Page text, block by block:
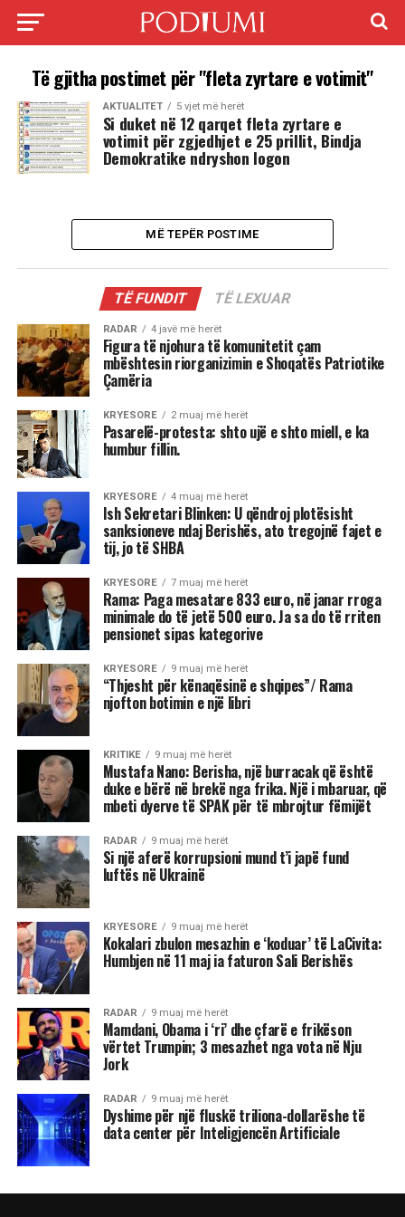
Të gjitha postimet për "fleta zyrtare e votimit"
AKTUALITET 5 vjet më herët
Si duket në 12 qarqet fleta zyrtare e
votimit për zgjedhjet e 25 prillit, Bindja
Demokratike ndryshon logon
MË TEPËR POSTIME
TË FUNDIT TË LEXUAR
RADAR 4 javë më herët
Figura të njohura të komunitetit çam
mbështesin riorganizimin e Shoqatës Patriotike
Çamëria
KRYESORE 2 muaj më herët
Pasarelë-protesta: shto ujë e shto miell, e ka
humbur fillin.
KRYESORE 4 muaj më herët
Ish Sekretari Blinken: U qëndroj plotësisht
sanksioneve ndaj Berishës, ato tregojnë fajet e
tij, jo të SHBA
KRYESORE 7 muaj më herët
Rama: Paga mesatare 833 euro, në janar rroga
minimale do të jetë 500 euro. Ja sa do të rriten
pensionet sipas kategorive
KRYESORE 9 muaj më herët
“Thjesht për kënaqësinë e shqipes”/ Rama
njofton botimin e një libri
KRITIKE 9 muaj më herët
Mustafa Nano: Berisha, një burracak që është
duke e bërë në brekë nga frika. Një i mbaruar, që
mbeti dyerve të SPAK për të mbrojtur fëmijët
RADAR 9 muaj më herët
Si një aferë korrupsioni mund t’i japë fund
luftës në Ukrainë
KRYESORE 9 muaj më herët
Kokalari zbulon mesazhin e ‘koduar’ të LaCivita:
Humbjen në 11 maj ia faturon Sali Berishës
RADAR 9 muaj më herët
Mamdani, Obama i ‘ri’ dhe çfarë e frikëson
vërtet Trumpin; 3 mesazhet nga vota në Nju
Jork
RADAR 9 muaj më herët
Dyshime për një fluskë triliona-dollarëshe të
data center për Inteligjencën Artificiale